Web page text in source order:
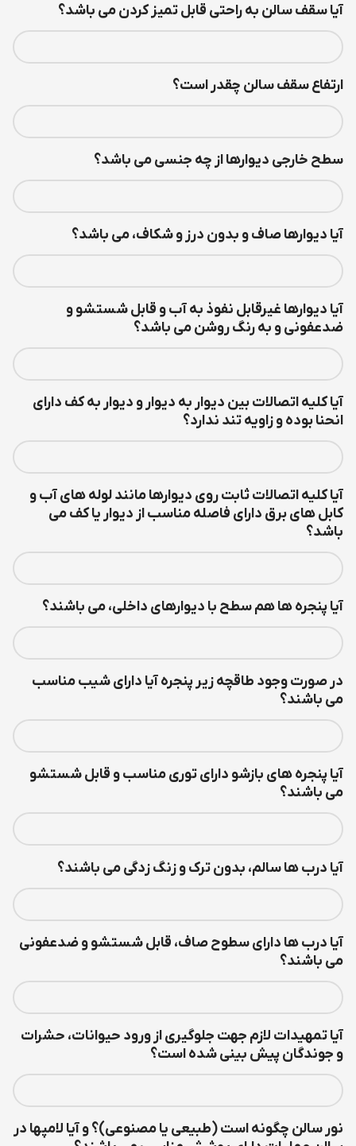
آیا سقف سالن به راحتی قابل تمیز کردن می باشد؟
ارتفاع سقف سالن چقدر است؟
سطح خارجی دیوارها از چه جنسی می باشد؟
آیا دیوارها صاف و بدون درز و شکاف، می باشد؟
آیا دیوارها غیرقابل نفوذ به آب و قابل شستشو و
ضدعفونی و به رنگ روشن می باشد؟
آیا کلیه اتصالات بین دیوار به دیوار و دیوار به کف دارای
انحنا بوده و زاویه تند ندارد؟
آیا کليه اتصالات ثابت روي ديوارها مانند لوله هاي آب و
کابل هاي برق داراي فاصله مناسب از ديوار يا کف می
باشد؟
آیا پنجره ها هم سطح با دیوارهای داخلی، می باشند؟
در صورت وجود طاقچه زیر پنجره آیا دارای شیب مناسب
می باشند؟
آیا پنجره های بازشو دارای توری مناسب و قابل شستشو
می باشند؟
آیا درب ها سالم، بدون ترک و زنگ زدگی می باشند؟
آیا درب ها دارای سطوح صاف، قابل شستشو و ضدعفونی
می باشند؟
آیا تمهیدات لازم جهت جلوگیری از ورود حیوانات، حشرات
و جوندگان پیش بینی شده است؟
نور سالن چگونه است (طبیعی یا مصنوعی)؟ و آیا لامپها در